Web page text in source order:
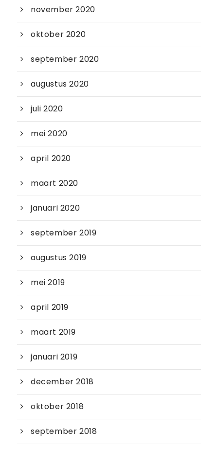
november 2020
oktober 2020
september 2020
augustus 2020
juli 2020
mei 2020
april 2020
maart 2020
januari 2020
september 2019
augustus 2019
mei 2019
april 2019
maart 2019
januari 2019
december 2018
oktober 2018
september 2018